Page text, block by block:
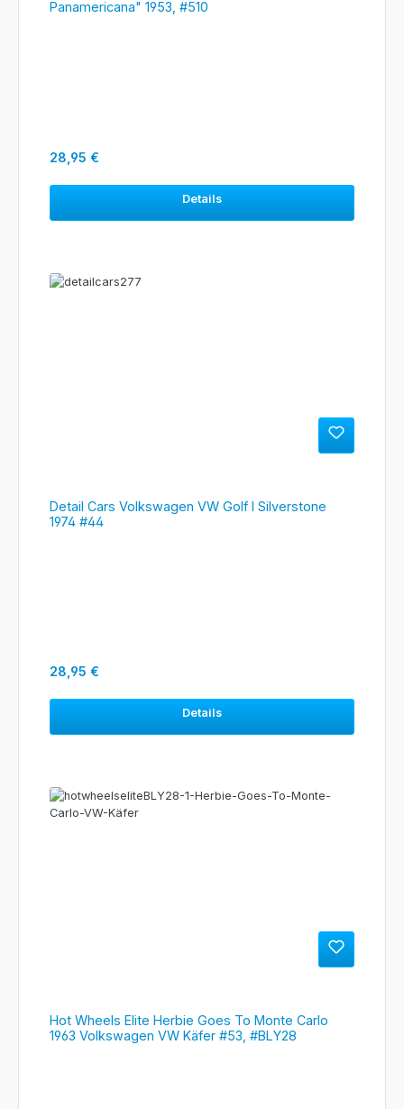
Panamericana" 1953, #510
Regulärer Preis:
28,95 €
Details
Detail Cars Volkswagen VW Golf I Silverstone
1974 #44
Regulärer Preis:
28,95 €
Details
Hot Wheels Elite Herbie Goes To Monte Carlo
1963 Volkswagen VW Käfer #53, #BLY28